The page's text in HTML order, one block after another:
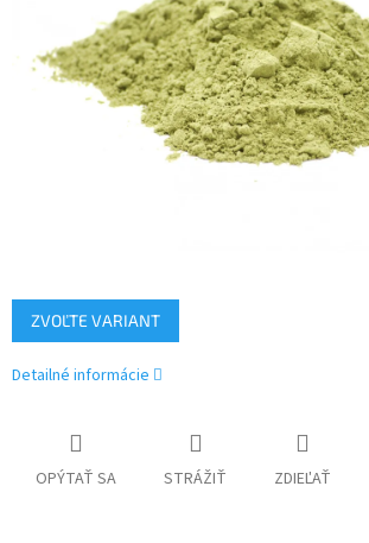
ZVOĽTE VARIANT
Detailné informácie
OPÝTAŤ SA STRÁŽIŤ ZDIEĽAŤ